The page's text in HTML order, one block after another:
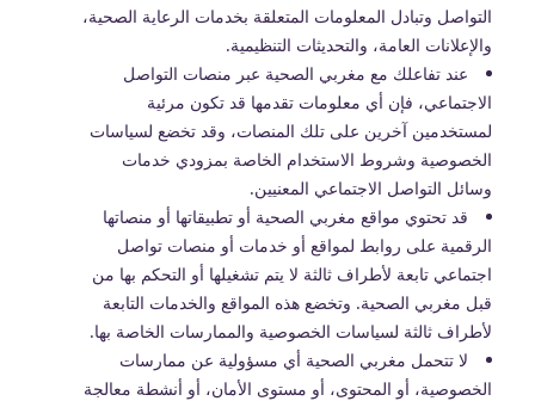
التواصل وتبادل المعلومات المتعلقة بخدمات الرعاية الصحية،
والإعلانات العامة، والتحديثات التنظيمية.
عند تفاعلك مع مغربي الصحية عبر منصات التواصل
الاجتماعي، فإن أي معلومات تقدمها قد تكون مرئية
لمستخدمين آخرين على تلك المنصات، وقد تخضع لسياسات
الخصوصية وشروط الاستخدام الخاصة بمزودي خدمات
وسائل التواصل الاجتماعي المعنيين.
قد تحتوي مواقع مغربي الصحية أو تطبيقاتها أو منصاتها
الرقمية على روابط لمواقع أو خدمات أو منصات تواصل
اجتماعي تابعة لأطراف ثالثة لا يتم تشغيلها أو التحكم بها من
قبل مغربي الصحية. وتخضع هذه المواقع والخدمات التابعة
لأطراف ثالثة لسياسات الخصوصية والممارسات الخاصة بها.
لا تتحمل مغربي الصحية أي مسؤولية عن ممارسات
الخصوصية، أو المحتوى، أو مستوى الأمان، أو أنشطة معالجة